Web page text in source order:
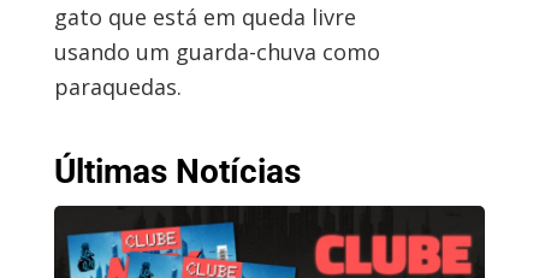
gato que está em queda livre
usando um guarda-chuva como
paraquedas.
Últimas Notícias